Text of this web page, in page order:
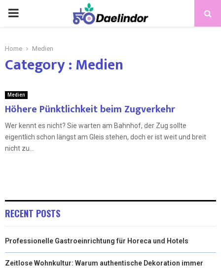
Home Medien
Category : Medien
Medien
Höhere Pünktlichkeit beim Zugverkehr
Wer kennt es nicht? Sie warten am Bahnhof, der Zug sollte
eigentlich schon längst am Gleis stehen, doch er ist weit und breit
nicht zu...
RECENT POSTS
Professionelle Gastroeinrichtung für Horeca und Hotels
Zeitlose Wohnkultur: Warum authentische Dekoration immer